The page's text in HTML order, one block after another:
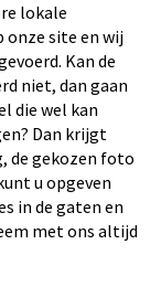
lokale
onze site en wij
Kan de
niet, dan gaan
die wel kan
Dan krijgt
de gekozen foto
u opgeven
in de gaten en
met ons altijd